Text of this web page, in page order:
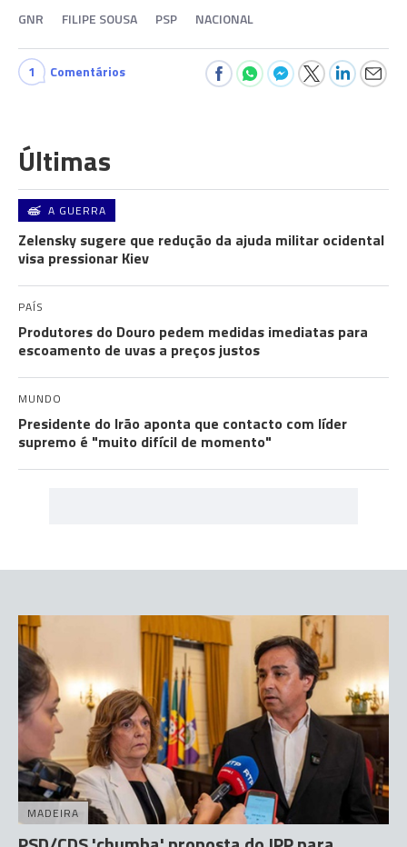
GNR FILIPE SOUSA PSP NACIONAL
1 Comentários
Últimas
A GUERRA
Zelensky sugere que redução da ajuda militar ocidental
visa pressionar Kiev
PAÍS
Produtores do Douro pedem medidas imediatas para
escoamento de uvas a preços justos
MUNDO
Presidente do Irão aponta que contacto com líder
supremo é "muito difícil de momento"
MADEIRA